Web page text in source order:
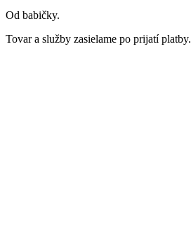
Od babičky.
Tovar a služby zasielame po prijatí platby.